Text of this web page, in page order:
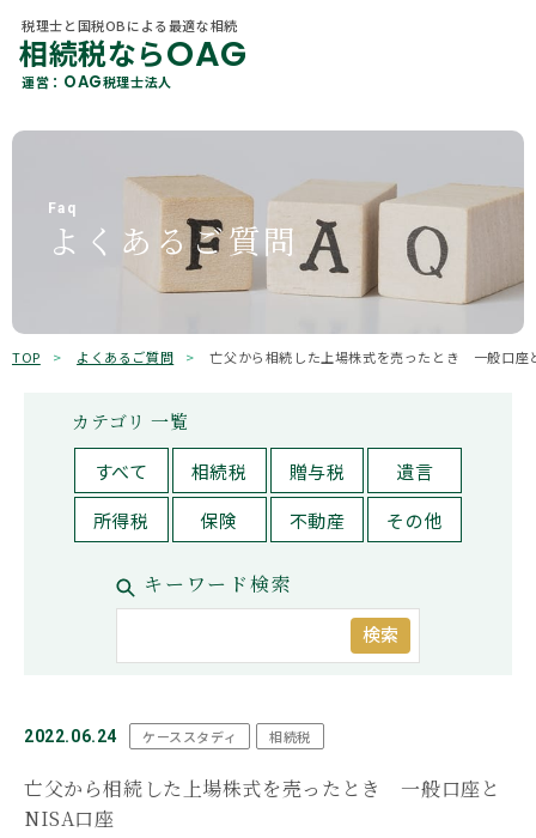
税理士と国税OBによる最適な相続
相続税ならOAG
運営： OAG税理士法人
税理士と国税OBによる最適な相続
相続税ならOAG
各種相続サービス
相続コラム
お客様の声
よくあるご質問
相続ガイド
カテゴリ 一覧
相続税
相続手続き
遺言
不動産
保険
贈与税
所得税
キーワード検索
検索
兄弟姉妹延滞税必要書類控除
相続税対策相続税早見表相続財産相続順位税務調査
おすすめ記事
遺言書より遺留分の権利の方が強
当社概要
税理士紹介
Office Information
事務所一覧
選ばれる理由
Faq
よくあるご質問
TOP よくあるご質問 亡父から相続した上場株式を売ったとき 一般口座
カテゴリ 一覧
すべて
相続税 贈与税
遺言
所得税
保険 不動産 その他
キーワード検索
検索
2022.06.24 ケーススタディ 相続税
亡父から相続した上場株式を売ったとき 一般口座と
NISA口座